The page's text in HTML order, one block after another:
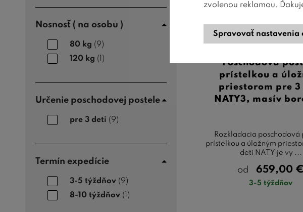
Nosnosť ( na osobu )
80 kg (9)
120 kg (1)
Určenie poschodovej postele
pre 3 deti (9)
Termín expedície
3-5 týždňov (9)
8-10 týždňov (1)
Poschodová
prístelkou a
priestorom pre 3
NATY3, masív
Rozkladacia poschodová
prístelkou a úložným
deti NATY je vy ...
od 659,00 €
3-5 týždňov
zvolenou reklamou.
Spravovať nastavenia